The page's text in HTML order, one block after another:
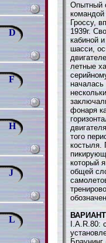
D
F
H
J
L
Опытный
Гроссу,
1939г.
кабиной
шасси,
летные
фонаря
того
костыля.
который
общей
I.A.R.80: